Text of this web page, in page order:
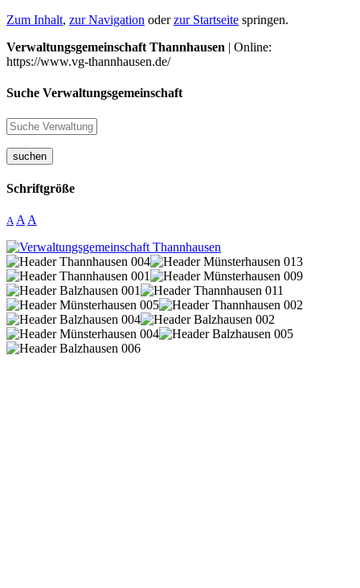
Zum Inhalt, zur Navigation oderzur Startseite springen.
Verwaltungsgemeinschaft Thannhausen | Online:
https://www.vg-thannhausen.de/
Suche Verwaltungsgemeinschaft
suchen
Schriftgröße
A A A